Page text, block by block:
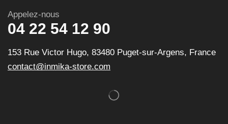
Appelez-nous
04 22 54 12 90
153 Rue Victor Hugo, 83480 Puget-sur-Argens, France
contact@inmika-store.com